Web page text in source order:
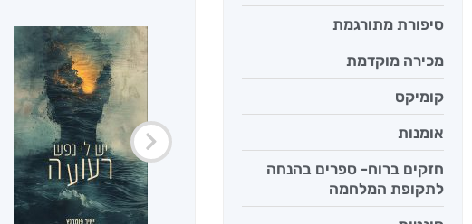
סיפורת מתורגמת
מכירה מוקדמת
קומיקס
אומנות
חזקים ברוח- ספרים בהנחה
לתקופת המלחמה